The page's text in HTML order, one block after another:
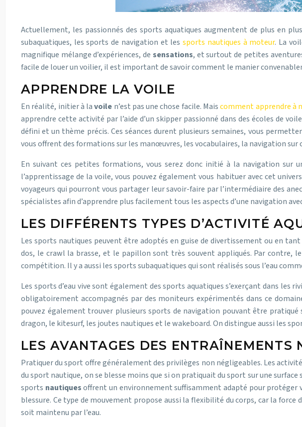
Actuellement, les passionnés des sports aquatiques augmentent de plus en
subaquatiques, les sports de navigation et lessports nautiques à moteur. La
magnifique mélange d’expériences, de sensations, et surtout de petites
facile de louer un voilier, il est important de savoir comment le manier
APPRENDRE LA VOILE
En réalité, initier à lavoile n’est pas une chose facile. Maiscomment apprendre à
apprendre cette activité par l’aide d’un skipper passionné dans des écoles de
défini et un thème précis. Ces séances durent plusieurs semaines, vous
vous offrent des formations sur les manœuvres, les vocabulaires, la navigation
En suivant ces petites formations, vous serez donc initié à la navigation sur
l’apprentissage de la voile, vous pouvez également vous habituer avec cet
voyageurs qui pourront vous partager leur savoir-faire par l’intermédiaire des
spécialistes afin d’apprendre plus facilement tous les aspects d’une navigation
LES DIFFÉRENTS TYPES D’ACTIVITÉ
Les sports nautiques peuvent être adoptés en guise de divertissement ou en
dos, le crawl la brasse, et le papillon sont très souvent appliqués. Par
compétition. Il y a aussi les sports subaquatiques qui sont réalisés sous l’eau
Les sports d’eau vive sont également des sports aquatiques s’exerçant dans
obligatoirement accompagnés par des moniteurs expérimentés dans ce
pouvez également trouver plusieurs sports de navigation pouvant être pratiqué
dragon, le kitesurf, les joutes nautiques et le wakeboard. On distingue aussi les
LES AVANTAGES DES ENTRAÎNEMENTS
Pratiquer du sport offre généralement des privilèges non négligeables. Les
du sport nautique, on se blesse moins que si on pratiquait du sport sur une
sports nautiquesoffrent un environnement suffisamment adapté pour protéger
blessure. Ce type de mouvement propose aussi la flexibilité du corps, car la
soit maintenu par l’eau.